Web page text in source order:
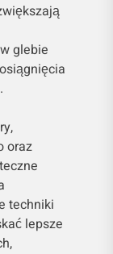
glebie
oraz
techniki
lepsze